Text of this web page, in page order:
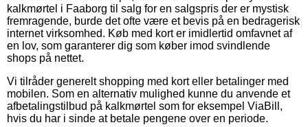
kalkmørtel i Faaborg til salg for en salgspris der er mystisk
fremragende, burde det ofte være et bevis på en bedragerisk
internet virksomhed. Køb med kort er imidlertid omfavnet af
en lov, som garanterer dig som køber imod svindlende
shops på nettet.
Vi tilråder generelt shopping med kort eller betalinger med
mobilen. Som en alternativ mulighed kunne du anvende et
afbetalingstilbud på kalkmørtel som for eksempel ViaBill,
hvis du har i sinde at betale pengene over en periode.